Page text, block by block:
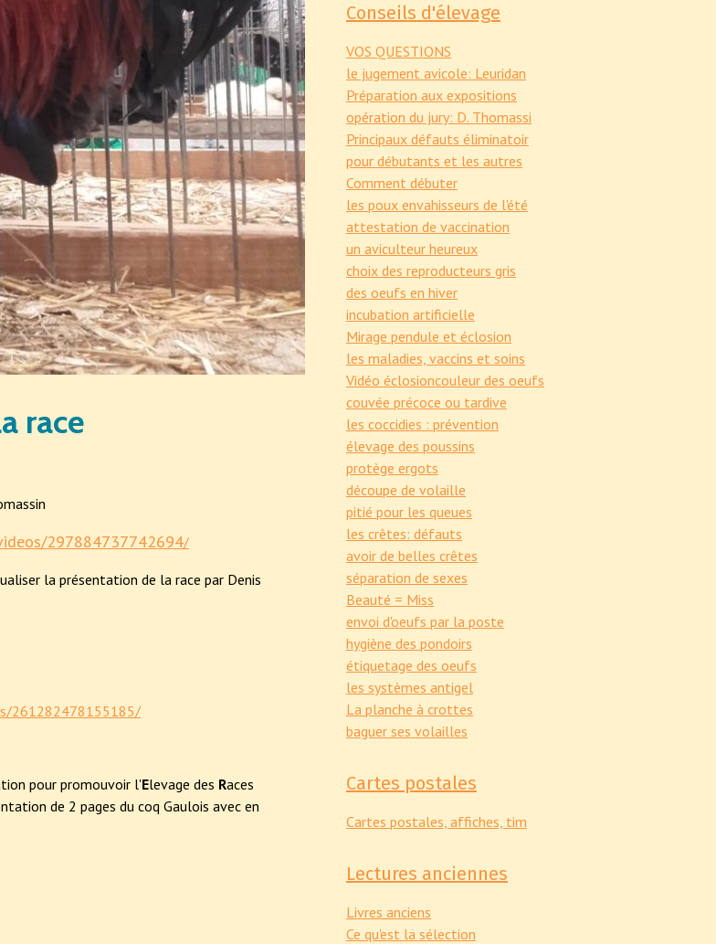
race
297884737742694/
la présentation de la race par Denis
261282478155185/
pour promouvoir l'Elevage des Races
de 2 pages du coq Gaulois avec en
Conseils d'élevage
VOS QUESTIONS
le jugement avicole: Leuridan
Préparation aux expositions
opération du jury: D. Thomassi
Principaux défauts éliminatoir
pour débutants et les autres
Comment débuter
les poux envahisseurs de l'été
attestation de vaccination
un aviculteur heureux
choix des reproducteurs gris
des oeufs en hiver
incubation artificielle
Mirage pendule et éclosion
les maladies, vaccins et soins
Vidéo éclosioncouleur des oeufs
couvée précoce ou tardive
les coccidies : prévention
élevage des poussins
protège ergots
découpe de volaille
pitié pour les queues
les crêtes: défauts
avoir de belles crêtes
séparation de sexes
Beauté = Miss
envoi d'oeufs par la poste
hygiène des pondoirs
étiquetage des oeufs
les systèmes antigel
La planche à crottes
baguer ses volailles
Cartes postales
Cartes postales, affiches, tim
Lectures anciennes
Livres anciens
Ce qu'est la sélection